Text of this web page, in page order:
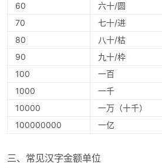
60
六十/圆
70
七十/进
80
八十/枯
90
九十/枠
100
一百
1000
一千
10000
一万（十千）
100000000
一亿
三、常见汉字金额单位